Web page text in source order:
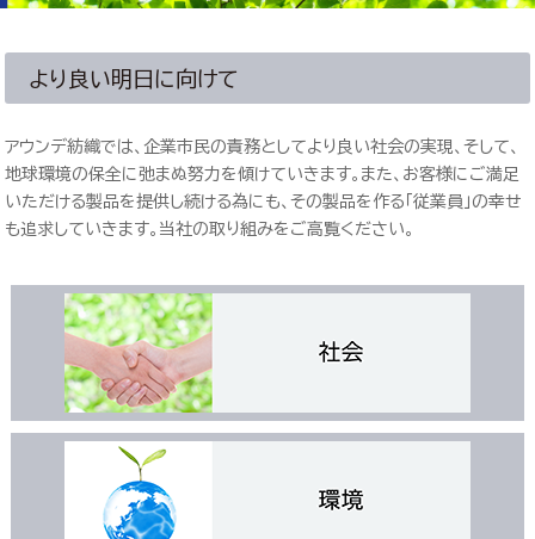
より良い明日に向けて
アウンデ紡織では、企業市民の責務としてより良い社会の実現、そして、
地球環境の保全に弛まぬ努力を傾けていきます。また、お客様にご満足
いただける製品を提供し続ける為にも、その製品を作る「従業員」の幸せ
も追求していきます。当社の取り組みをご高覧ください。